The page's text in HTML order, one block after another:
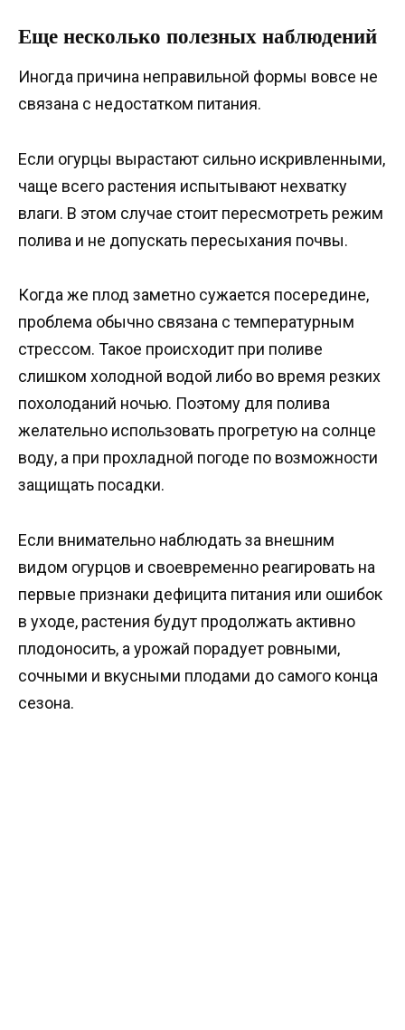
Еще несколько полезных наблюдений
Иногда причина неправильной формы вовсе не
связана с недостатком питания.
Если огурцы вырастают сильно искривленными,
чаще всего растения испытывают нехватку
влаги. В этом случае стоит пересмотреть режим
полива и не допускать пересыхания почвы.
Когда же плод заметно сужается посередине,
проблема обычно связана с температурным
стрессом. Такое происходит при поливе
слишком холодной водой либо во время резких
похолоданий ночью. Поэтому для полива
желательно использовать прогретую на солнце
воду, а при прохладной погоде по возможности
защищать посадки.
Если внимательно наблюдать за внешним
видом огурцов и своевременно реагировать на
первые признаки дефицита питания или ошибок
в уходе, растения будут продолжать активно
плодоносить, а урожай порадует ровными,
сочными и вкусными плодами до самого конца
сезона.